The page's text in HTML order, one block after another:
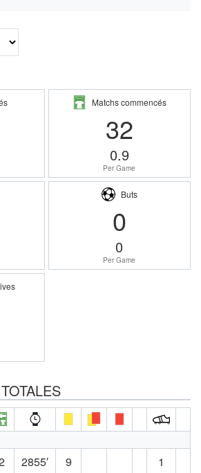
Matchs commencés
32
0.9
Per Game
Buts
0
0
Per Game
2855′ 9 1